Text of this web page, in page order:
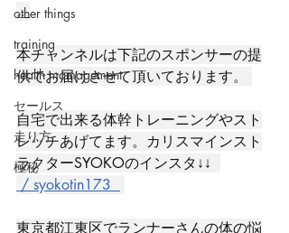
other things
training
health mamagement
セールス
走り方
極秘
..
本チャンネルは下記のスポンサーの提
供でお届けさせて頂いております。
自宅で出来る体幹トレーニングやスト
レッチあげてます。カリスマインスト
ラクターSYOKOのインスタ↓↓
/ syokotin173
東京都江東区でランナーさんの体の悩